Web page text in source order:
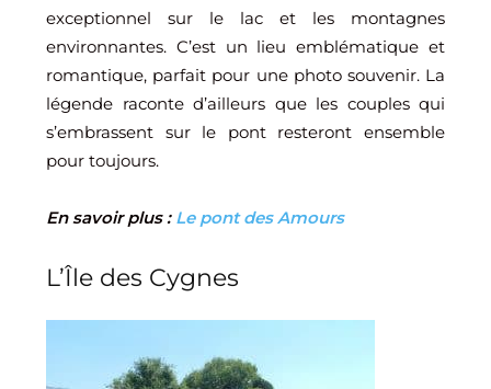
exceptionnel sur le lac et les montagnes
environnantes. C’est un lieu emblématique et
romantique, parfait pour une photo souvenir. La
légende raconte d’ailleurs que les couples qui
s’embrassent sur le pont resteront ensemble
pour toujours.
En savoir plus : Le pont des Amours
L’Île des Cygnes